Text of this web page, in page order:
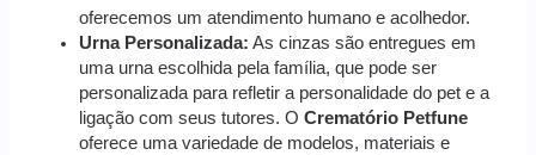
oferecemos um atendimento humano e acolhedor.
Urna Personalizada: As cinzas são entregues em
uma urna escolhida pela família, que pode ser
personalizada para refletir a personalidade do pet e a
ligação com seus tutores. OCrematório Petfune
oferece uma variedade de modelos, materiais e